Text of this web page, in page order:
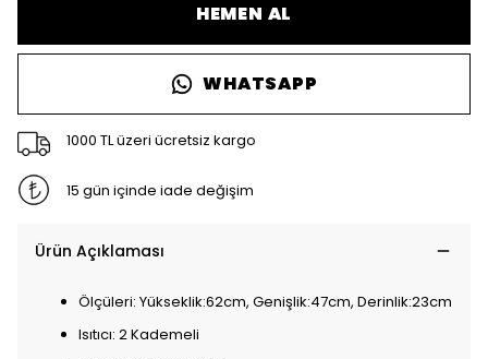
HEMEN AL
WHATSAPP
1000 TL üzeri ücretsiz kargo
15 gün içinde iade değişim
Ürün Açıklaması
Ölçüleri: Yükseklik:62cm, Genişlik:47cm, Derinlik:23cm
Isıtıcı: 2 Kademeli